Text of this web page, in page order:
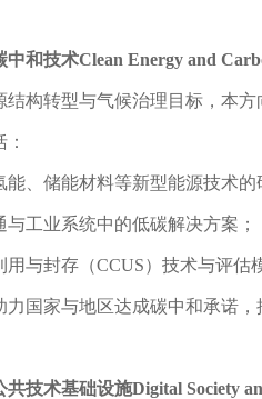
中和技术Clean Energy and
结构转型与气候治理目标，本
能、储能材料等新型能源技术的
与工业系统中的低碳解决方案；
用与封存（CCUS）技术与评估
力国家与地区达成碳中和承诺
共技术基础设施Digital Society